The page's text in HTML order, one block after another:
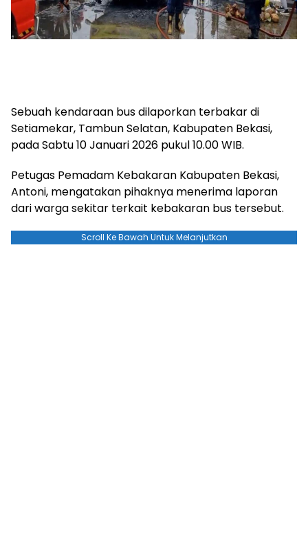
Sebuah kendaraan bus dilaporkan terbakar di
Setiamekar, Tambun Selatan, Kabupaten Bekasi,
pada Sabtu 10 Januari 2026 pukul 10.00 WIB.
Petugas Pemadam Kebakaran Kabupaten Bekasi,
Antoni, mengatakan pihaknya menerima laporan
dari warga sekitar terkait kebakaran bus tersebut.
Scroll Ke Bawah Untuk Melanjutkan